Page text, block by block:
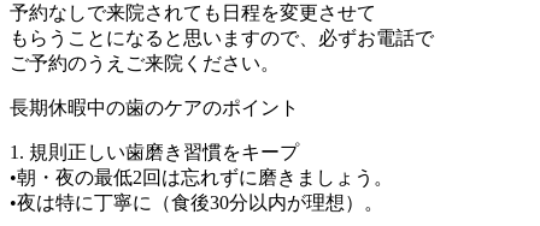
予約なしで来院されても日程を変更させて
もらうことになると思いますので、必ずお電話で
ご予約のうえご来院ください。
長期休暇中の歯のケアのポイント
1. 規則正しい歯磨き習慣をキープ
•朝・夜の最低2回は忘れずに磨きましょう。
•夜は特に丁寧に（食後30分以内が理想）。